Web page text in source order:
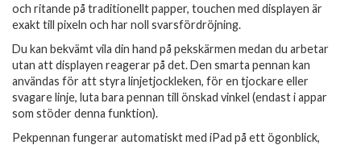
och ritande på traditionellt papper, touchen med displayen är
exakt till pixeln och har noll svarsfördröjning.
Du kan bekvämt vila din hand på pekskärmen medan du arbetar
utan att displayen reagerar på det. Den smarta pennan kan
användas för att styra linjetjockleken, för en tjockare eller
svagare linje, luta bara pennan till önskad vinkel (endast i appar
som stöder denna funktion).
Pekpennan fungerar automatiskt med iPad på ett ögonblick,